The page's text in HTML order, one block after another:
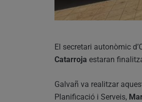
El secretari autonòmic
Catarroja estaran
Galvañ va realitzar
Planificació i Serveis,